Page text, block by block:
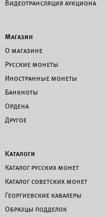
Видеотрансляция аукциона
Магазин
О магазине
Русские монеты
Иностранные монеты
Банкноты
Ордена
Другое
Каталоги
Каталог русских монет
Каталог советских монет
Георгиевские кавалеры
Образцы подделок